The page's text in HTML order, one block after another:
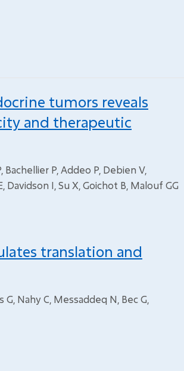
tumors reveals
and therapeutic
Bachellier P, Addeo P, Debien V,
Davidson I, Su X, Goichot B, Malouf GG
translation and
Nahy C, Messaddeq N, Bec G,